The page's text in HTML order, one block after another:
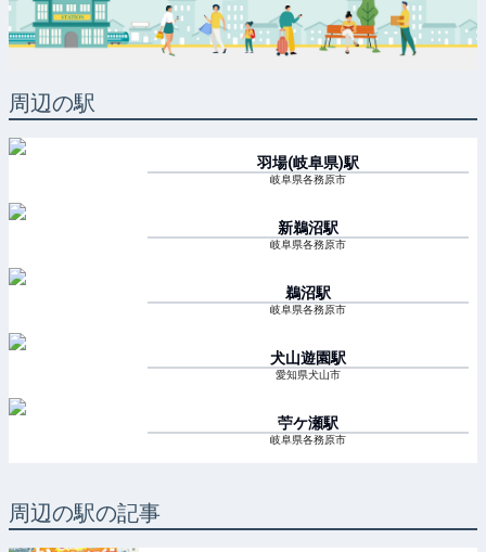
周辺の駅
羽場(岐阜県)駅
岐阜県各務原市
新鵜沼駅
岐阜県各務原市
鵜沼駅
岐阜県各務原市
犬山遊園駅
愛知県犬山市
苧ケ瀬駅
岐阜県各務原市
周辺の駅の記事